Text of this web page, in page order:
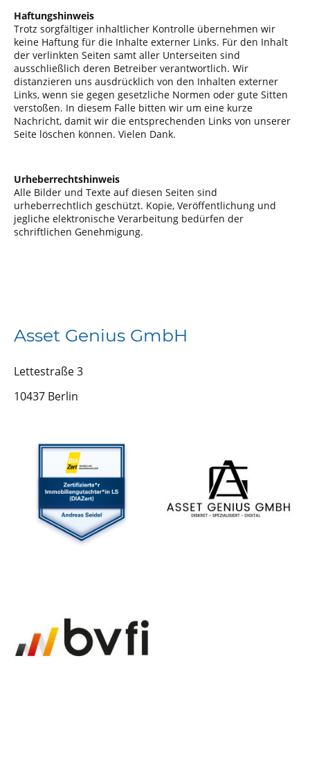
Haftungshinweis
Trotz sorgfältiger inhaltlicher Kontrolle übernehmen wir
keine Haftung für die Inhalte externer Links. Für den Inhalt
der verlinkten Seiten samt aller Unterseiten sind
ausschließlich deren Betreiber verantwortlich. Wir
distanzieren uns ausdrücklich von den Inhalten externer
Links, wenn sie gegen gesetzliche Normen oder gute Sitten
verstoßen. In diesem Falle bitten wir um eine kurze
Nachricht, damit wir die entsprechenden Links von unserer
Seite löschen können. Vielen Dank.
Urheberrechtshinweis
Alle Bilder und Texte auf diesen Seiten sind
urheberrechtlich geschützt. Kopie, Veröffentlichung und
jegliche elektronische Verarbeitung bedürfen der
schriftlichen Genehmigung.
Asset Genius GmbH
Lettestraße 3
10437 Berlin